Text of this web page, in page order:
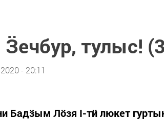
Ӟечбур, тулыс!
- 20:11
Бадӟым Лӧзя I-тӥ люкет